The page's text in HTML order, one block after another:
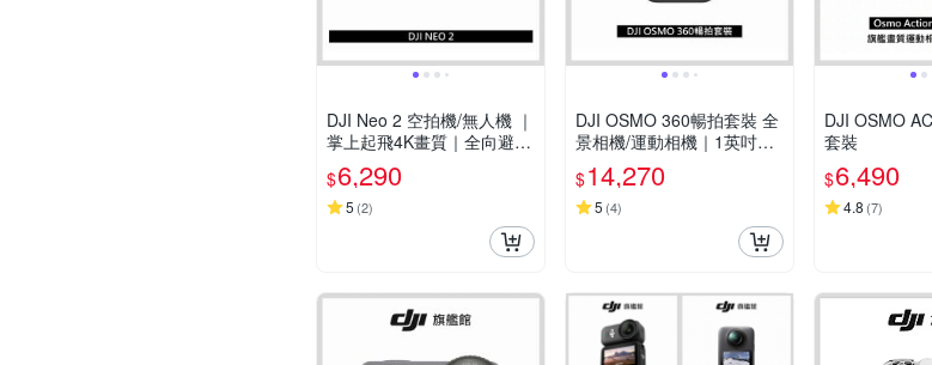
DJI Neo 2 空拍機/無人機 ｜
掌上起飛4K畫質｜全向避障
最安心
$6,290
5 (2)
DJI OSMO 360暢拍套裝 全
景相機/運動相機｜1英吋CM
OS｜三電充電盒、隱形自拍
桿
$14,270
5 (4)
DJI OSMO
套裝
$6,490
4.8 (7)